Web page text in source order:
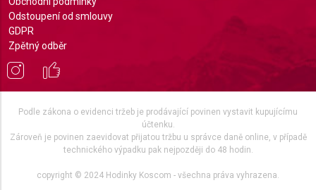
Odstoupení od smlouvy
GDPR
Zpětný odběr
Podle zákona o evidenci tržeb je prodávající povinen vystavit kupujícímu
účtenku.
Zároveň je povinen zaevidovat přijatou tržbu u správce daně online, v případě
technického výpadku pak nejpozději do 48 hodin.
copyright © 2024 Hodinky Koscom - všechna práva vyhrazena.